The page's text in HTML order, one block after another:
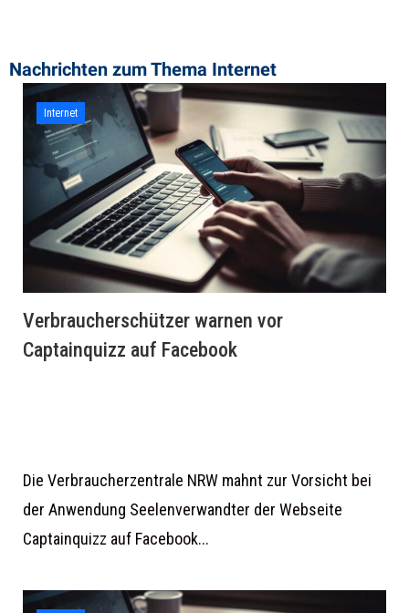
Nachrichten zum Thema ​Internet
Internet
Verbraucherschützer warnen vor
Captainquizz auf Facebook
Die Verbraucherzentrale NRW mahnt zur Vorsicht bei
der Anwendung Seelenverwandter der Webseite
Captainquizz auf Facebook...